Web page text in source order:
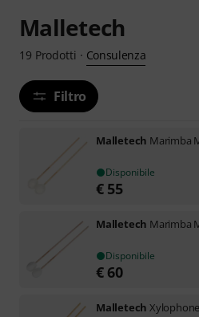
Malletech
19 Prodotti · Consulenza
Filtro
Malletech Marimba
Disponibile
€ 55
Malletech Marimba
Disponibile
€ 60
Malletech